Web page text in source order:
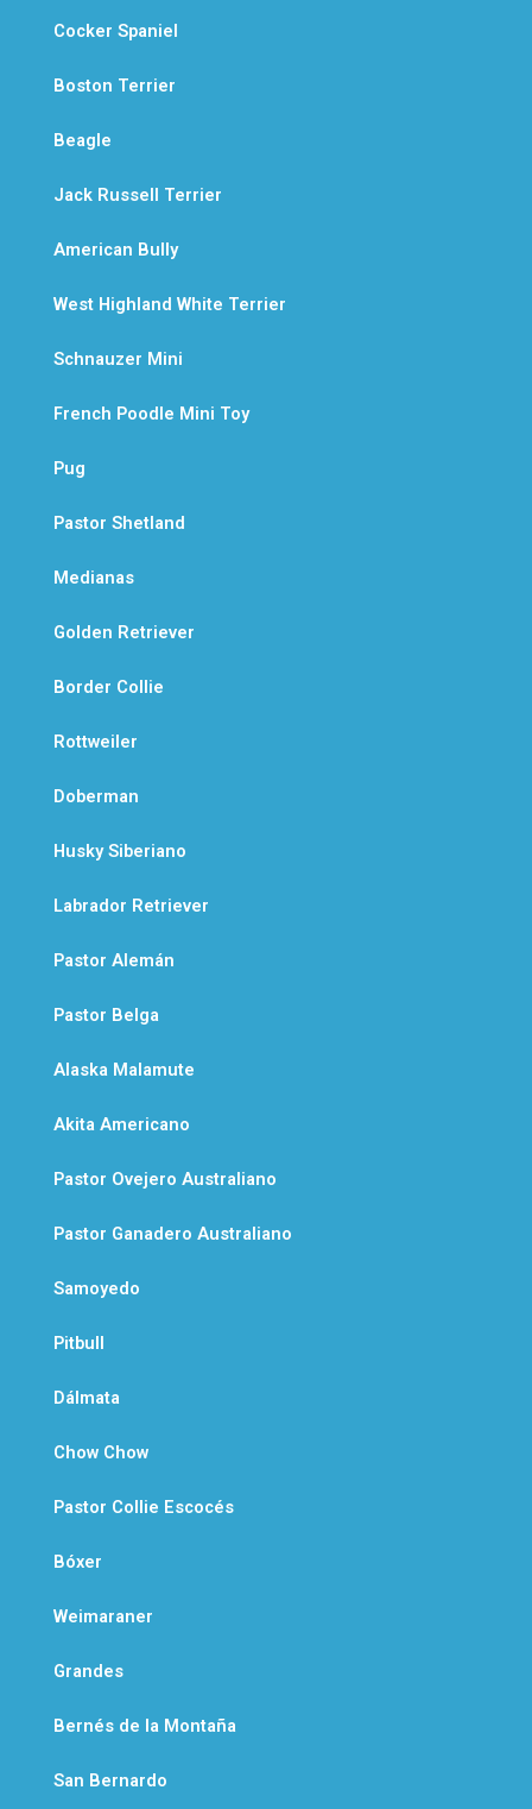
Cocker Spaniel
Boston Terrier
Beagle
Jack Russell Terrier
American Bully
West Highland White Terrier
Schnauzer Mini
French Poodle Mini Toy
Pug
Pastor Shetland
Medianas
Golden Retriever
Border Collie
Rottweiler
Doberman
Husky Siberiano
Labrador Retriever
Pastor Alemán
Pastor Belga
Alaska Malamute
Akita Americano
Pastor Ovejero Australiano
Pastor Ganadero Australiano
Samoyedo
Pitbull
Dálmata
Chow Chow
Pastor Collie Escocés
Bóxer
Weimaraner
Grandes
Bernés de la Montaña
San Bernardo